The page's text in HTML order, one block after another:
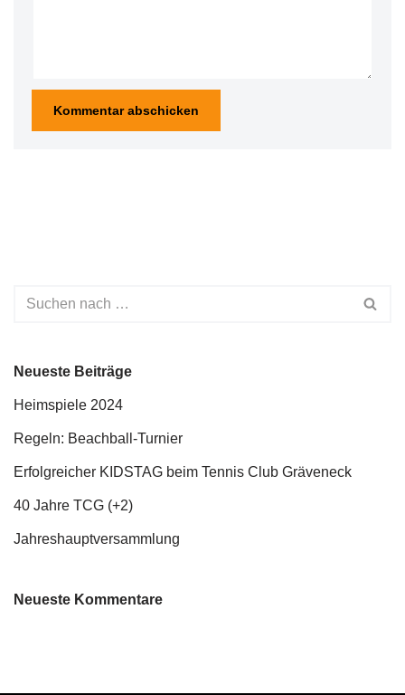
Neueste Beiträge
Heimspiele 2024
Regeln: Beachball-Turnier
Erfolgreicher KIDSTAG beim Tennis Club Gräveneck
40 Jahre TCG (+2)
Jahreshauptversammlung
Neueste Kommentare